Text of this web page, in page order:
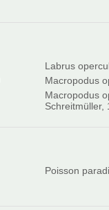
Labrus
Macropodus
Macropodus
Schreitmüller,
Poisson